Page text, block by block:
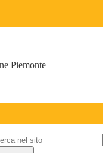
Piemonte